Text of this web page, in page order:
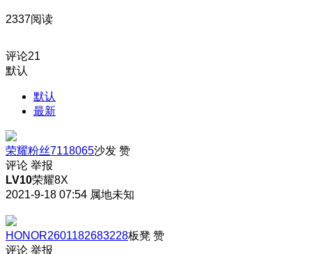
2337阅读
评论21
默认
默认
最新
荣耀粉丝7118065沙发 赞
评论 举报
LV10荣耀8X
2021-9-18 07:54 属地未知
HONOR2601182683228板凳 赞
评论 举报